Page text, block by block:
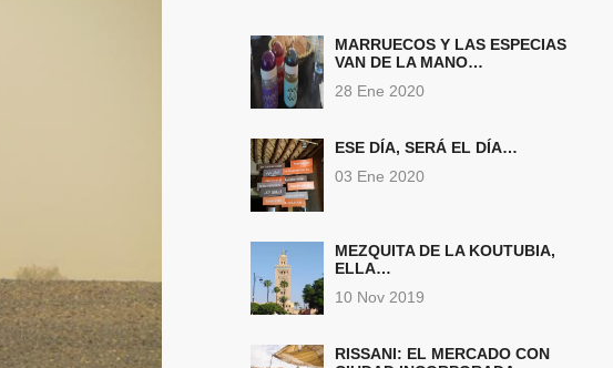
MARRUECOS Y LAS ESPECIAS
VAN DE LA MANO…
28 Ene 2020
ESE DÍA, SERÁ EL DÍA…
03 Ene 2020
MEZQUITA DE LA KOUTUBIA,
ELLA…
10 Nov 2019
RISSANI: EL MERCADO CON